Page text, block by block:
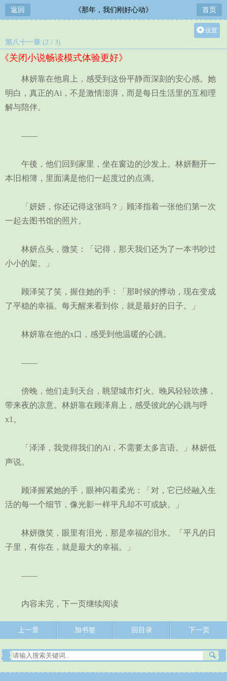
返回 《那年，我们刚好心动》 首页
设置
中
小
第八十一章 (2 / 3)
《关闭小说畅读模式体验更好》
林妍靠在他肩上，感受到这份平静而深刻的安心感。她
明白，真正的Ai，不是激情澎湃，而是每日生活里的互相理
解与陪伴。
——
午後，他们回到家里，坐在窗边的沙发上。林妍翻开一
本旧相簿，里面满是他们一起度过的点滴。
「妍妍，你还记得这张吗？」顾泽指着一张他们第一次
一起去图书馆的照片。
林妍点头，微笑：「记得，那天我们还为了一本书吵过
小小的架。」
顾泽笑了笑，握住她的手：「那时候的悸动，现在变成
了平稳的幸福。每天醒来看到你，就是最好的日子。」
林妍靠在他的x口，感受到他温暖的心跳。
——
傍晚，他们走到天台，眺望城市灯火。晚风轻轻吹拂，
带来夜的凉意。林妍靠在顾泽肩上，感受彼此的心跳与呼
x1。
「泽泽，我觉得我们的Ai，不需要太多言语。」林妍低
声说。
顾泽握紧她的手，眼神闪着柔光：「对，它已经融入生
活的每一个细节，像光影一样平凡却不可或缺。」
林妍微笑，眼里有泪光，那是幸福的泪水。「平凡的日
子里，有你在，就是最大的幸福。」
——
内容未完，下一页继续阅读
上一章 加书签 回目录 下一页